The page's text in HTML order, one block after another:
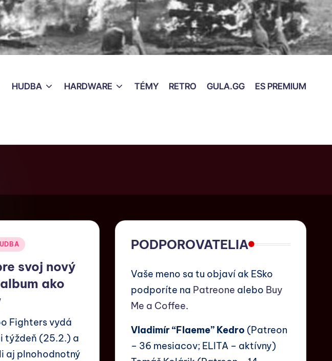
HUDBA HARDWARE TÉMY RETRO GULA.GG ES PREMIUM
svoj nový
ako
Fighters vydá
týždeň (25.2.) a
aj plnohodnotný
PODPOROVATELIA
Vaše meno sa tu objaví ak ESko
podporíte na Patreone alebo Buy
Me a Coffee.
Vladimír “Flaeme” Kedro (Patreon
– 36 mesiacov; ELITA – aktívny)